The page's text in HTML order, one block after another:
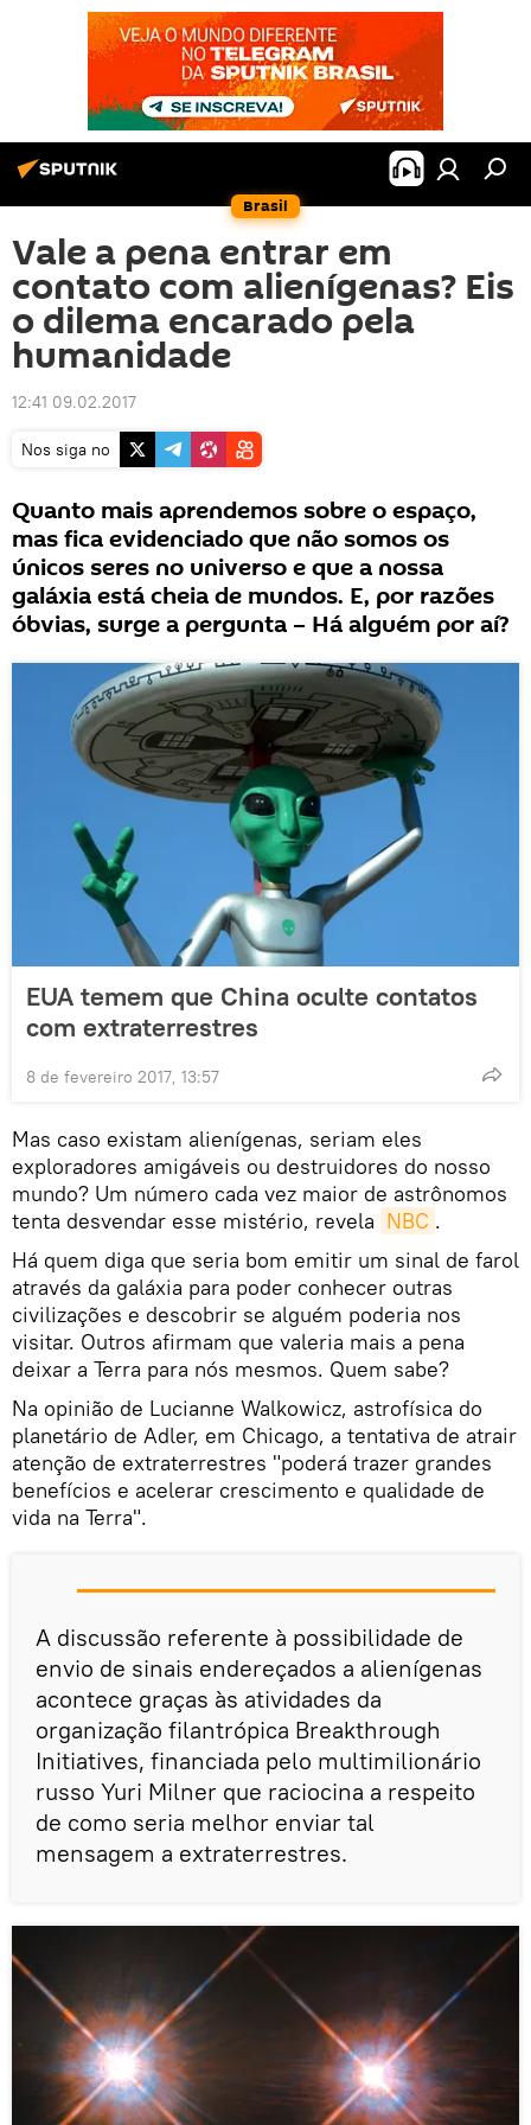
Brasil
Vale a pena entrar em
contato com alienígenas? Eis
o dilema encarado pela
humanidade
12:41 09.02.2017
Nos siga no
Quanto mais aprendemos sobre o espaço,
mas fica evidenciado que não somos os
únicos seres no universo e que a nossa
galáxia está cheia de mundos. E, por razões
óbvias, surge a pergunta – Há alguém por aí?
EUA temem que China oculte contatos
com extraterrestres
8 de fevereiro 2017, 13:57
Mas caso existam alienígenas, seriam eles
exploradores amigáveis ou destruidores do nosso
mundo? Um número cada vez maior de astrônomos
tenta desvendar esse mistério, revela NBC .
Há quem diga que seria bom emitir um sinal de farol
através da galáxia para poder conhecer outras
civilizações e descobrir se alguém poderia nos
visitar. Outros afirmam que valeria mais a pena
deixar a Terra para nós mesmos. Quem sabe?
Na opinião de Lucianne Walkowicz, astrofísica do
planetário de Adler, em Chicago, a tentativa de atrair
atenção de extraterrestres "poderá trazer grandes
benefícios e acelerar crescimento e qualidade de
vida na Terra".
A discussão referente à possibilidade de
envio de sinais endereçados a alienígenas
acontece graças às atividades da
organização filantrópica Breakthrough
Initiatives, financiada pelo multimilionário
russo Yuri Milner que raciocina a respeito
de como seria melhor enviar tal
mensagem a extraterrestres.